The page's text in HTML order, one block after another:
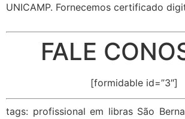
UNICAMP. Fornecemos certificado
FALE
[formidable id=”3″]
tags: profissional em libras São